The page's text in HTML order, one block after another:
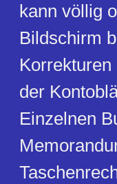
kann völlig
Bildschirm
der
Einzelnen